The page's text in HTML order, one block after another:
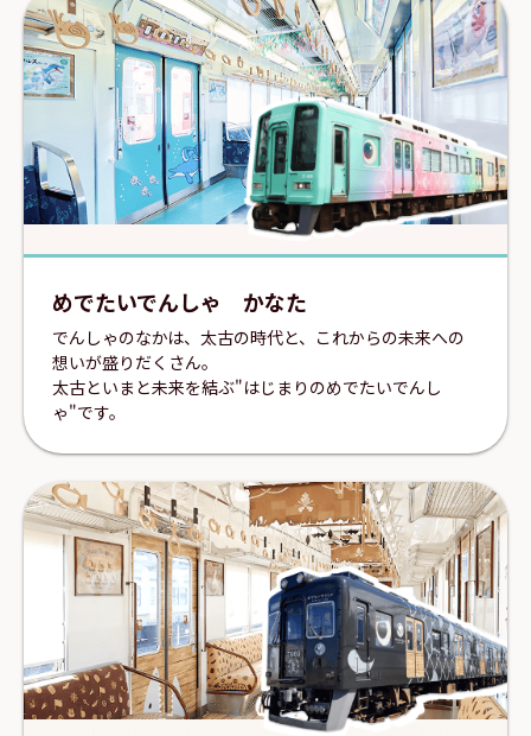
めでたいでんしゃ かなた
でんしゃのなかは、太古の時代と、これからの未来への
想いが盛りだくさん。
太古といまと未来を結ぶ"はじまりのめでたいでんし
ゃ"です。